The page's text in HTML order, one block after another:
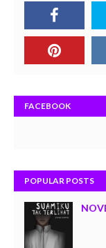
FACEBOOK
POPULAR POSTS